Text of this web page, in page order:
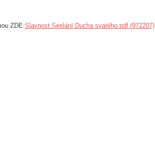
ZDE:Slavnost Seslání Ducha svatého.pdf (972207)